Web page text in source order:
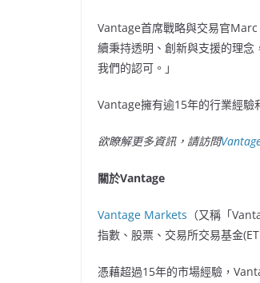
Vantage首席戰略與交易官
續秉持透明、創新與支援的理
我們的認可。」
Vantage擁有逾15年的行業經驗
欲瞭解更多資訊，請訪問
關於Vantage
Vantage Markets （又稱「
指數、股票、 交易所交易基金
憑藉超過15年的市場經驗，